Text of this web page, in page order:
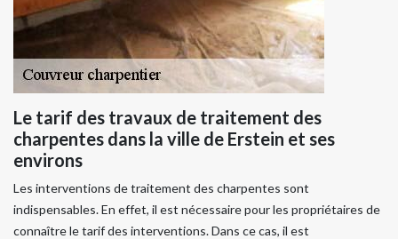
Le tarif des travaux de traitement des
charpentes dans la ville de Erstein et ses
environs
Les interventions de traitement des charpentes sont
indispensables. En effet, il est nécessaire pour les propriétaires de
connaître le tarif des interventions. Dans ce cas, il est